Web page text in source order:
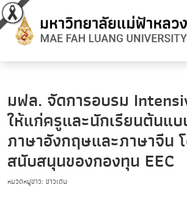
มฟล. จัดการอบรม
ให้แก่ครูและนักเรียนต้นแบ
ภาษาอังกฤษและภาษาจีน
สนับสนุนของกองทุน EEC
หมวดหมู่ข่าว: ข่าวเด่น